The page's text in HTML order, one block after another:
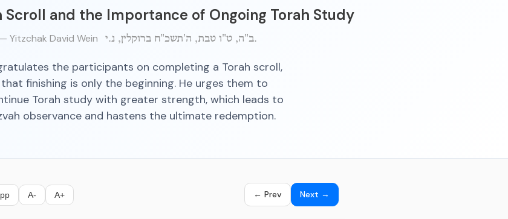
Scroll and the Importance of Ongoing Torah Study
יצחק דוד וויין — Yitzchak David Wein ב"ה, ט"ו טבת, ה'תשכ"ח ברוקלין, נ.י.
the participants on completing a Torah scroll,
finishing is only the beginning. He urges them to
Torah study with greater strength, which leads to
observance and hastens the ultimate redemption.
A- A+ ← Prev Next →